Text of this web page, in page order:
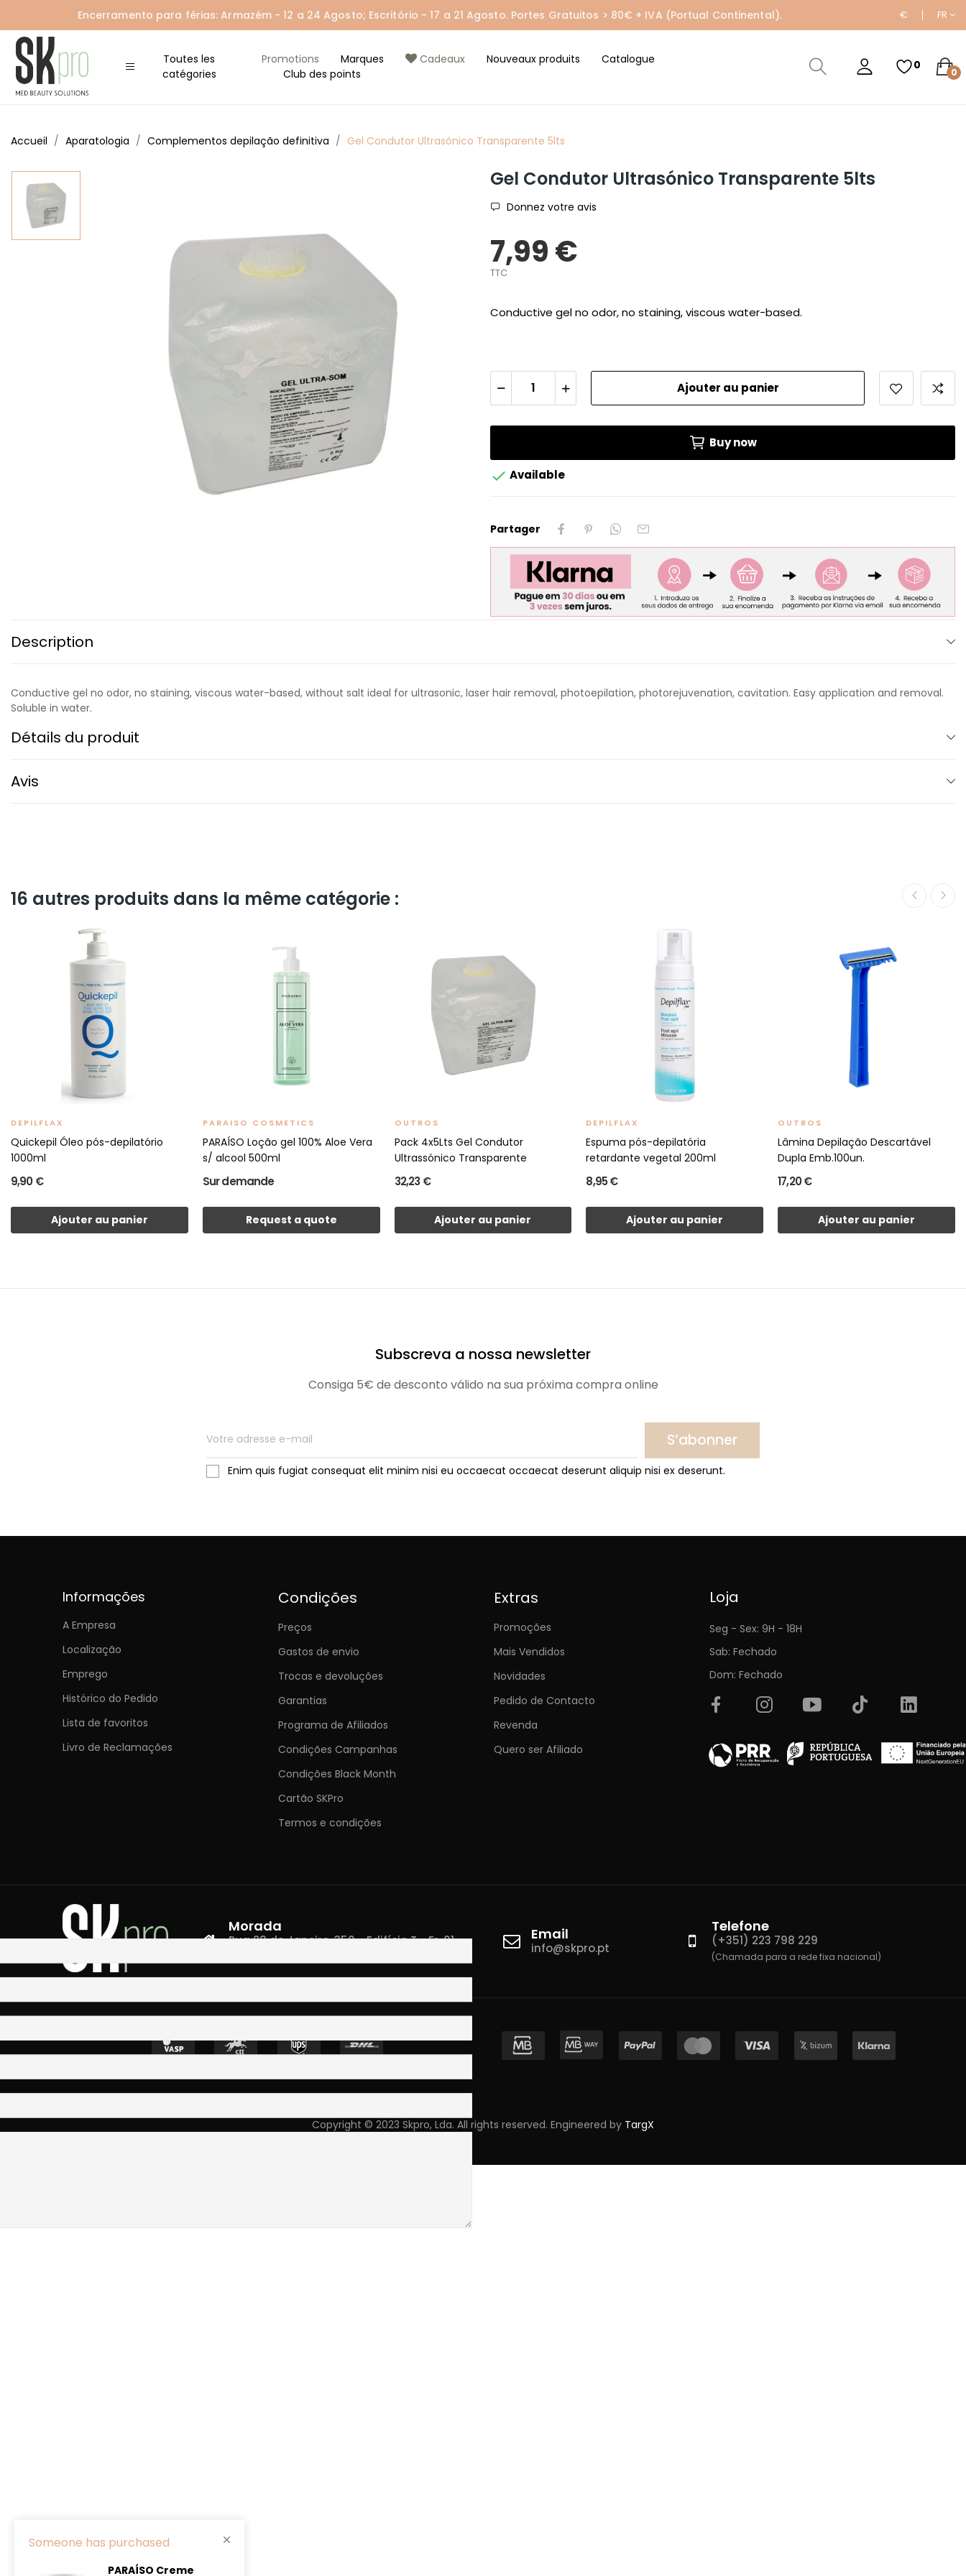
Encerramento para férias: Armazém - 12 a 24 Agosto; Escritório - 17 a 21 Agosto. Portes Gratuitos > 80€ + IVA (Portual Continental). € FR
Toutes les
catégories
Promotions Marques Cadeaux Nouveaux produits
Catalogue
Club des points
0
0
Accueil Aparatologia Complementos depilação definitiva Gel Condutor Ultrasónico Transparente 5lts
Gel Condutor Ultrasónico Transparente 5lts
Donnez votre avis
7,99 €
TTC
Conductive gel no odor, no staining, viscous water-based.
Ajouter au panier
Buy now
 Available
Partager
Description
Conductive gel no odor, no staining, viscous water-based, without salt ideal for ultrasonic, laser hair removal, photoepilation, photorejuvenation, cavitation. Easy application and removal.
Soluble in water.
Détails du produit
Avis
16 autres produits dans la même catégorie :
DEPILFLAX
Quickepil Óleo pós-depilatório
1000ml
9,90 €
Ajouter au panier
PARAISO COSMETICS
PARAÍSO Loção gel 100% Aloe Vera
s/ alcool 500ml
Sur demande
Request a quote
OUTROS
Pack 4x5Lts Gel Condutor
Ultrassónico Transparente
32,23 €
Ajouter au panier
DEPILFLAX
Espuma pós-depilatória
retardante vegetal 200ml
8,95 €
Ajouter au panier
OUTROS
Lâmina Depilação Descartável
Dupla Emb.100un.
17,20 €
Ajouter au panier
Subscreva a nossa newsletter
Consiga 5€ de desconto válido na sua próxima compra online
S’abonner
Enim quis fugiat consequat elit minim nisi eu occaecat occaecat deserunt aliquip nisi ex deserunt.
Informações
A Empresa
Localização
Emprego
Histórico do Pedido
Lista de favoritos
Livro de Reclamações
Condições
Preços
Gastos de envio
Trocas e devoluções
Garantias
Programa de Afiliados
Condições Campanhas
Condições Black Month
Cartão SKPro
Termos e condições
Extras
Promoções
Mais Vendidos
Novidades
Pedido de Contacto
Revenda
Quero ser Afiliado
Loja
Seg - Sex: 9H - 18H
Sab: Fechado
Dom: Fechado
Morada
Rua 28 de Janeiro, 350 - Edifício T - Fr. 01
Email
info@skpro.pt
Telefone
(+351) 223 798 229
(Chamada para a rede fixa nacional)
Copyright © 2023 Skpro, Lda. All rights reserved. Engineered by TargX
Someone has purchased
PARAÍSO Creme